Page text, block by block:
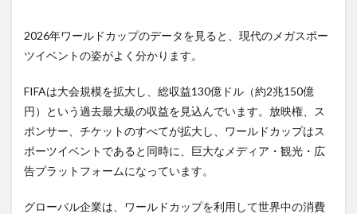
2026年ワールドカップのデータを見ると、現代のメガスポー
ツイベントの姿がよく分かります。
FIFAは大会規模を拡大し、総収益130億ドル（約2兆150億
円）という過去最大級の収益を見込んでいます。放映権、ス
ポンサー、チケットのすべてが拡大し、ワールドカップはス
ポーツイベントであると同時に、巨大なメディア・観光・広
告プラットフォームになっています。
グローバル企業は、ワールドカップを利用して世界中の消費